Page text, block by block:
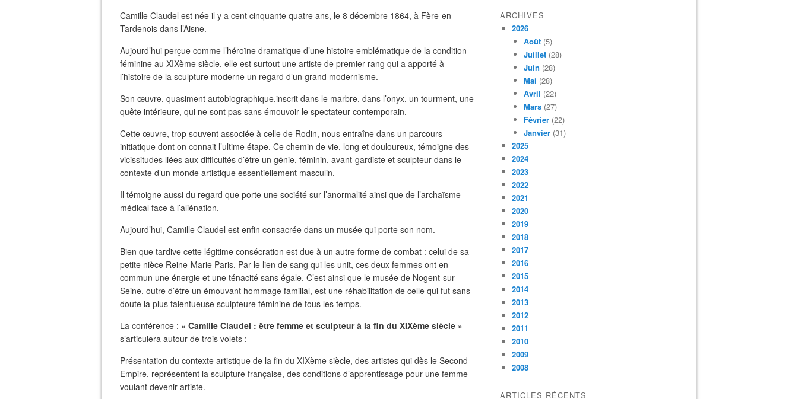
Camille Claudel est née il y a cent cinquante quatre ans, le 8 décembre 1864, à Fère-en-
Tardenois dans l’Aisne.
Aujourd’hui perçue comme l’héroïne dramatique d’une histoire emblématique de la condition
féminine au XIXème siècle, elle est surtout une artiste de premier rang qui a apporté à
l’histoire de la sculpture moderne un regard d’un grand modernisme.
Son œuvre, quasiment autobiographique,inscrit dans le marbre, dans l’onyx, un tourment, une
quête intérieure, qui ne sont pas sans émouvoir le spectateur contemporain.
Cette œuvre, trop souvent associée à celle de Rodin, nous entraîne dans un parcours
initiatique dont on connait l’ultime étape. Ce chemin de vie, long et douloureux, témoigne des
vicissitudes liées aux difficultés d’être un génie, féminin, avant-gardiste et sculpteur dans le
contexte d’un monde artistique essentiellement masculin.
Il témoigne aussi du regard que porte une société sur l’anormalité ainsi que de l’archaïsme
médical face à l’aliénation.
Aujourd’hui, Camille Claudel est enfin consacrée dans un musée qui porte son nom.
Bien que tardive cette légitime consécration est due à un autre forme de combat : celui de sa
petite nièce Reine-Marie Paris. Par le lien de sang qui les unit, ces deux femmes ont en
commun une énergie et une ténacité sans égale. C’est ainsi que le musée de Nogent-sur-
Seine, outre d’être un émouvant hommage familial, est une réhabilitation de celle qui fut sans
doute la plus talentueuse sculpteure féminine de tous les temps.
La conférence : « Camille Claudel : être femme et sculpteur à la fin du XIXème siècle »
s’articulera autour de trois volets :
Présentation du contexte artistique de la fin du XIXème siècle, des artistes qui dès le Second
Empire, représentent la sculpture française, des conditions d’apprentissage pour une femme
voulant devenir artiste.
ARCHIVES
2026
Août (5)
Juillet (28)
Juin (28)
Mai (28)
Avril (22)
Mars (27)
Février (22)
Janvier (31)
2025
2024
2023
2022
2021
2020
2019
2018
2017
2016
2015
2014
2013
2012
2011
2010
2009
2008
ARTICLES RÉCENTS